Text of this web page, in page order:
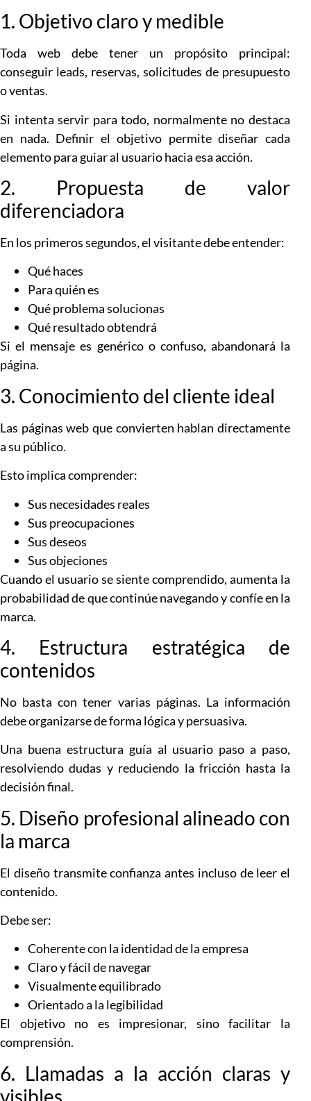
1. Objetivo claro y medible
Toda web debe tener un propósito principal:
conseguir leads, reservas, solicitudes de presupuesto
o ventas.
Si intenta servir para todo, normalmente no destaca
en nada. Definir el objetivo permite diseñar cada
elemento para guiar al usuario hacia esa acción.
2. Propuesta de valor
diferenciadora
En los primeros segundos, el visitante debe entender:
Qué haces
Para quién es
Qué problema solucionas
Qué resultado obtendrá
Si el mensaje es genérico o confuso, abandonará la
página.
3. Conocimiento del cliente ideal
Las páginas web que convierten hablan directamente
a su público.
Esto implica comprender:
Sus necesidades reales
Sus preocupaciones
Sus deseos
Sus objeciones
Cuando el usuario se siente comprendido, aumenta la
probabilidad de que continúe navegando y confíe en la
marca.
4. Estructura estratégica de
contenidos
No basta con tener varias páginas. La información
debe organizarse de forma lógica y persuasiva.
Una buena estructura guía al usuario paso a paso,
resolviendo dudas y reduciendo la fricción hasta la
decisión final.
5. Diseño profesional alineado con
la marca
El diseño transmite confianza antes incluso de leer el
contenido.
Debe ser:
Coherente con la identidad de la empresa
Claro y fácil de navegar
Visualmente equilibrado
Orientado a la legibilidad
El objetivo no es impresionar, sino facilitar la
comprensión.
6. Llamadas a la acción claras y
visibles